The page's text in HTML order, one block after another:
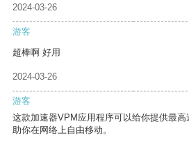
2024-03-26
游客
超棒啊 好用
2024-03-26
游客
这款加速器VPM应用程序可以给你提供最
助你在网络上自由移动。